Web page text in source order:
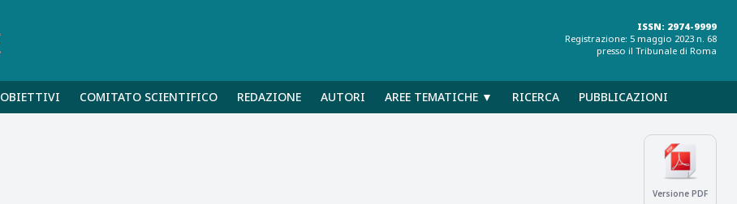
ISSN: 2974-9999
Registrazione: 5 maggio 2023 n. 68
presso il Tribunale di Roma
OBIETTIVI COMITATO SCIENTIFICO REDAZIONE AUTORI AREE TEMATICHE ▼ RICERCA PUBBLICAZIONI
Versione PDF